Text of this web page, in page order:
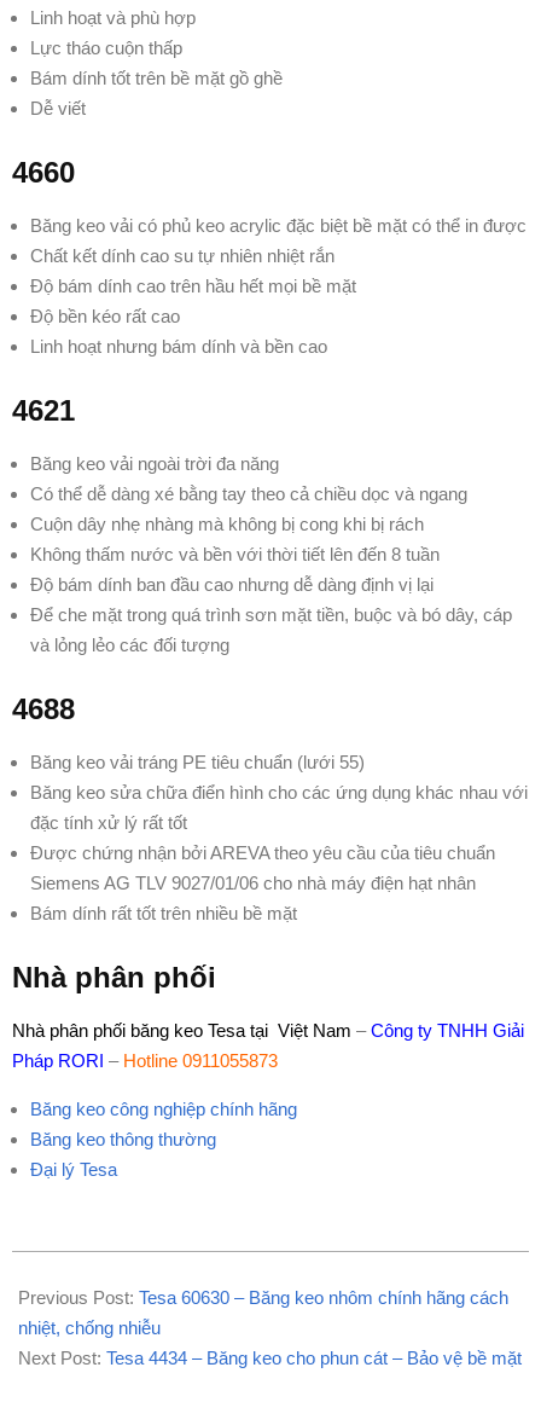
Linh hoạt và phù hợp
Lực tháo cuộn thấp
Bám dính tốt trên bề mặt gồ ghề
Dễ viết
4660
Băng keo vải có phủ keo acrylic đặc biệt bề mặt có thể in được
Chất kết dính cao su tự nhiên nhiệt rắn
Độ bám dính cao trên hầu hết mọi bề mặt
Độ bền kéo rất cao
Linh hoạt nhưng bám dính và bền cao
4621
Băng keo vải ngoài trời đa năng
Có thể dễ dàng xé bằng tay theo cả chiều dọc và ngang
Cuộn dây nhẹ nhàng mà không bị cong khi bị rách
Không thấm nước và bền với thời tiết lên đến 8 tuần
Độ bám dính ban đầu cao nhưng dễ dàng định vị lại
Để che mặt trong quá trình sơn mặt tiền, buộc và bó dây, cáp
và lỏng lẻo các đối tượng
4688
Băng keo vải tráng PE tiêu chuẩn (lưới 55)
Băng keo sửa chữa điển hình cho các ứng dụng khác nhau với
đặc tính xử lý rất tốt
Được chứng nhận bởi AREVA theo yêu cầu của tiêu chuẩn
Siemens AG TLV 9027/01/06 cho nhà máy điện hạt nhân
Bám dính rất tốt trên nhiều bề mặt
Nhà phân phối
Nhà phân phối băng keo Tesa tại Việt Nam –Công ty TNHH Giải
Pháp RORI – Hotline 0911055873
Băng keo công nghiệp chính hãng
Băng keo thông thường
Đại lý Tesa
01-
01
Previous Post: Tesa 60630 – Băng keo nhôm chính hãng cách
nhiệt, chống nhiễu
Next Post: Tesa 4434 – Băng keo cho phun cát – Bảo vệ bề mặt